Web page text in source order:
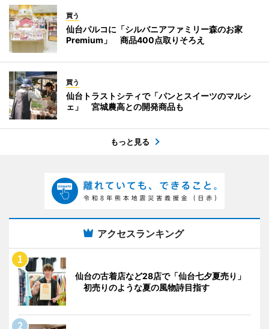
買う
仙台パルコに「シルバニアファミリー森のお家
Premium」 商品400点取りそろえ
買う
仙台トラストシティで「パンとスイーツのマルシ
ェ」 宮城農高との開発商品も
もっと見る
アクセスランキング
仙台の古着店など28店で「仙台七夕夏売り」
初売りのような夏の風物詩目指す